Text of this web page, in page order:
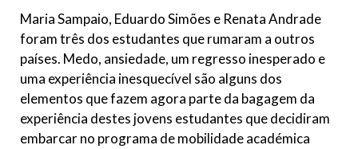
Maria Sampaio, Eduardo Simões e Renata Andrade
foram três dos estudantes que rumaram a outros
países. Medo, ansiedade, um regresso inesperado e
uma experiência inesquecível são alguns dos
elementos que fazem agora parte da bagagem da
experiência destes jovens estudantes que decidiram
embarcar no programa de mobilidade académica